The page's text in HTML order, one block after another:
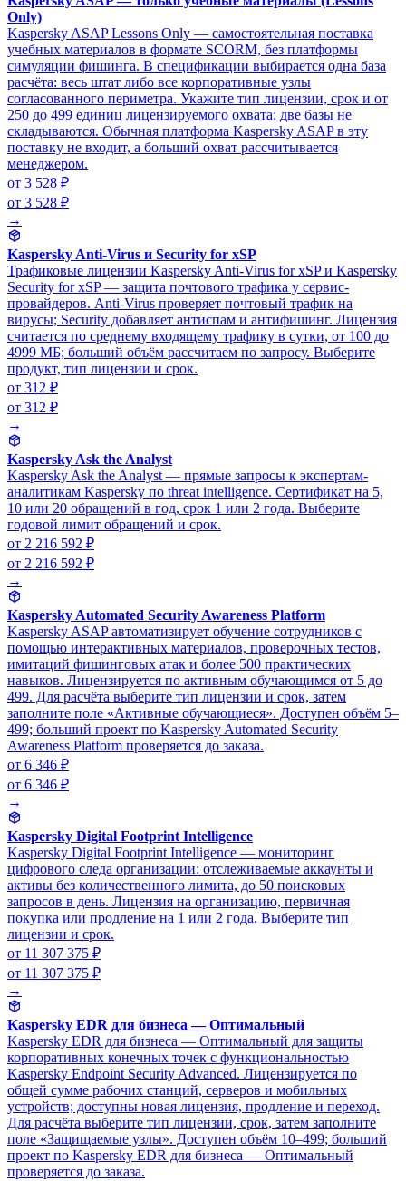
Only)
Kaspersky ASAP Lessons Only — самостоятельная поставка
учебных материалов в формате SCORM, без платформы
симуляции фишинга. В спецификации выбирается одна база
расчёта: весь штат либо все корпоративные узлы
согласованного периметра. Укажите тип лицензии, срок и от
250 до 499 единиц лицензируемого охвата; две базы не
складываются. Обычная платформа Kaspersky ASAP в эту
поставку не входит, а больший охват рассчитывается
менеджером.
от 3 528 ₽
от 3 528 ₽
→
Kaspersky Anti-Virus и Security for xSP
Трафиковые лицензии Kaspersky Anti-Virus for xSP и Kaspersky
Security for xSP — защита почтового трафика у сервис-
провайдеров. Anti-Virus проверяет почтовый трафик на
вирусы; Security добавляет антиспам и антифишинг. Лицензия
считается по среднему входящему трафику в сутки, от 100 до
4999 МБ; больший объём рассчитаем по запросу. Выберите
продукт, тип лицензии и срок.
от 312 ₽
от 312 ₽
→
Kaspersky Ask the Analyst
Kaspersky Ask the Analyst — прямые запросы к экспертам-
аналитикам Kaspersky по threat intelligence. Сертификат на 5,
10 или 20 обращений в год, срок 1 или 2 года. Выберите
годовой лимит обращений и срок.
от 2 216 592 ₽
от 2 216 592 ₽
→
Kaspersky Automated Security Awareness Platform
Kaspersky ASAP автоматизирует обучение сотрудников с
помощью интерактивных материалов, проверочных тестов,
имитаций фишинговых атак и более 500 практических
навыков. Лицензируется по активным обучающимся от 5 до
499. Для расчёта выберите тип лицензии и срок, затем
заполните поле «Активные обучающиеся». Доступен объём 5–
499; больший проект по Kaspersky Automated Security
Awareness Platform проверяется до заказа.
от 6 346 ₽
от 6 346 ₽
→
Kaspersky Digital Footprint Intelligence
Kaspersky Digital Footprint Intelligence — мониторинг
цифрового следа организации: отслеживаемые аккаунты и
активы без количественного лимита, до 50 поисковых
запросов в день. Лицензия на организацию, первичная
покупка или продление на 1 или 2 года. Выберите тип
лицензии и срок.
от 11 307 375 ₽
от 11 307 375 ₽
→
Kaspersky EDR для бизнеса — Оптимальный
Kaspersky EDR для бизнеса — Оптимальный для защиты
корпоративных конечных точек с функциональностью
Kaspersky Endpoint Security Advanced. Лицензируется по
общей сумме рабочих станций, серверов и мобильных
устройств; доступны новая лицензия, продление и переход.
Для расчёта выберите тип лицензии, срок, затем заполните
поле «Защищаемые узлы». Доступен объём 10–499; больший
проект по Kaspersky EDR для бизнеса — Оптимальный
проверяется до заказа.